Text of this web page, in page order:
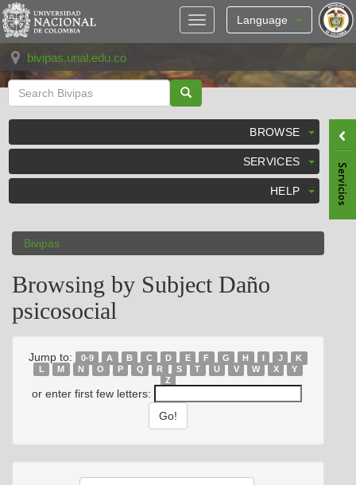
Skip
navigation
Language
bivipas.unal.edu.co
BROWSE
SERVICES
HELP
Bivipas
Browsing by Subject Daño
psicosocial
Jump to: 0-9 A B C D E F G H I J
K
L
M N O P Q R S T U V W X
Y
Z
or enter first few letters: